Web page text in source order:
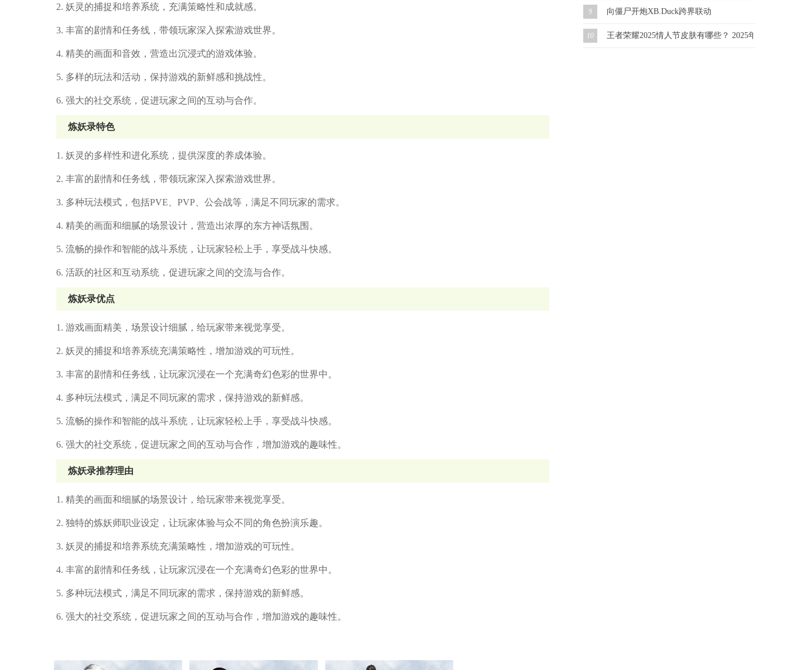
2. 妖灵的捕捉和培养系统，充满策略性和成就感。
3. 丰富的剧情和任务线，带领玩家深入探索游戏世界。
4. 精美的画面和音效，营造出沉浸式的游戏体验。
5. 多样的玩法和活动，保持游戏的新鲜感和挑战性。
6. 强大的社交系统，促进玩家之间的互动与合作。
炼妖录特色
1. 妖灵的多样性和进化系统，提供深度的养成体验。
2. 丰富的剧情和任务线，带领玩家深入探索游戏世界。
3. 多种玩法模式，包括PVE、PVP、公会战等，满足不同玩家的需求。
4. 精美的画面和细腻的场景设计，营造出浓厚的东方神话氛围。
5. 流畅的操作和智能的战斗系统，让玩家轻松上手，享受战斗快感。
6. 活跃的社区和互动系统，促进玩家之间的交流与合作。
炼妖录优点
1. 游戏画面精美，场景设计细腻，给玩家带来视觉享受。
2. 妖灵的捕捉和培养系统充满策略性，增加游戏的可玩性。
3. 丰富的剧情和任务线，让玩家沉浸在一个充满奇幻色彩的世界中。
4. 多种玩法模式，满足不同玩家的需求，保持游戏的新鲜感。
5. 流畅的操作和智能的战斗系统，让玩家轻松上手，享受战斗快感。
6. 强大的社交系统，促进玩家之间的互动与合作，增加游戏的趣味性。
炼妖录推荐理由
1. 精美的画面和细腻的场景设计，给玩家带来视觉享受。
2. 独特的炼妖师职业设定，让玩家体验与众不同的角色扮演乐趣。
3. 妖灵的捕捉和培养系统充满策略性，增加游戏的可玩性。
4. 丰富的剧情和任务线，让玩家沉浸在一个充满奇幻色彩的世界中。
5. 多种玩法模式，满足不同玩家的需求，保持游戏的新鲜感。
6. 强大的社交系统，促进玩家之间的互动与合作，增加游戏的趣味性。
9 向僵尸开炮XB.Duck跨界联动
10 王者荣耀2025情人节皮肤有哪些？ 2025年情人节